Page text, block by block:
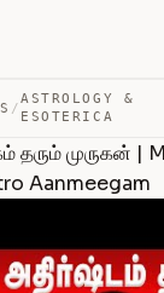
/
ASTROLOGY &
ESOTERICA
தரும் முருகன் |
Aanmeegam